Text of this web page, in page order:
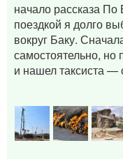
начало рассказа
поездкой я долго
вокруг Баку.
самостоятельно,
и нашел таксиста —